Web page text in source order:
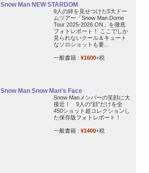
Snow Man NEW STARDOM
9人の絆を見せつけた5大ドー
ムツアー「Snow Man Dome
Tour 2025-2026 ON」を徹底
フォトレポート！ ここでしか
見られないクール＆キュート
なソロショットも要...
一般書籍 : ¥1600+税
Snow Man Snow Man's Face
Snow Manメンバーの笑顔に大
接近！ 9人の“顔”だけを全
450ショット超コレクションし
た保存版フォトレポート！
一般書籍 : ¥1400+税